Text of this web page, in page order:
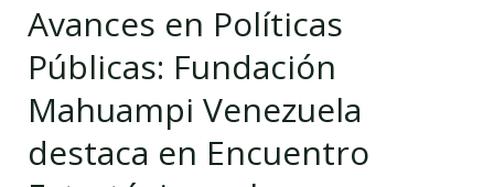
Avances en Políticas
Públicas: Fundación
Mahuampi Venezuela
destaca en Encuentro
Fundación
Mahuampi
Venezuela
destaca
en
Encuentro